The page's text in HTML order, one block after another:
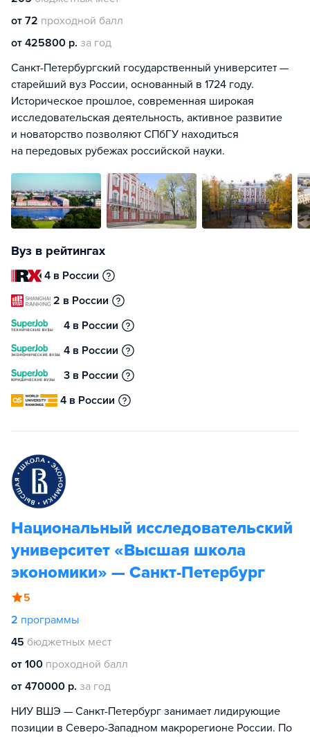
от 72 проходной балл
от 425800 р. за год
Санкт-Петербургский государственный университет —
старейший вуз России, основанный в 1724 году.
Историческое прошлое, современная широкая
исследовательская деятельность, активное развитие
и новаторство позволяют СПбГУ находиться
на передовых рубежах российской науки.
Вуз в рейтингах
4 в России
2 в России
4 в России
4 в России
3 в России
4 в России
Национальный исследовательский
университет «Высшая школа
экономики» — Санкт-Петербург
5
2 программы
45 бюджетных мест
от 100 проходной балл
от 470000 р. за год
НИУ ВШЭ — Санкт-Петербург занимает лидирующие
позиции в Северо-Западном макрорегионе России. По